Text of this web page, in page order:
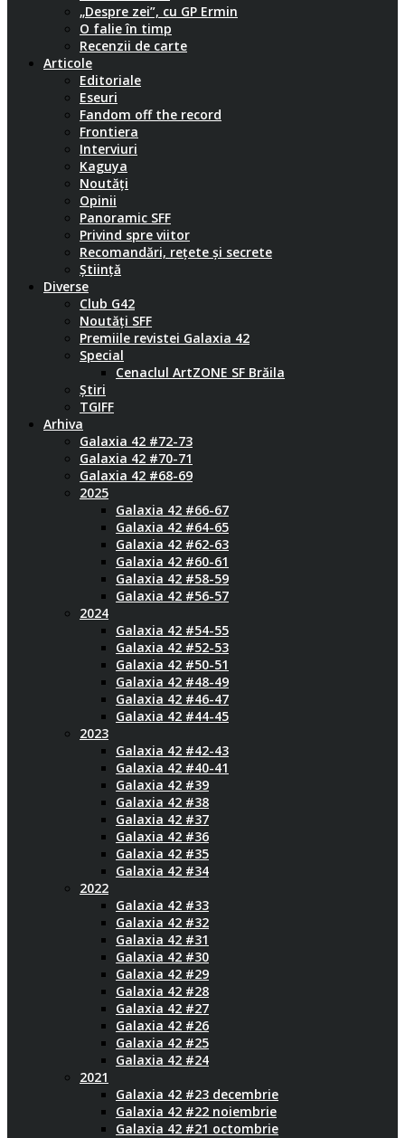
„Despre zei”, cu GP Ermin
O falie în timp
Recenzii de carte
Articole
Editoriale
Eseuri
Fandom off the record
Frontiera
Interviuri
Kaguya
Noutăți
Opinii
Panoramic SFF
Privind spre viitor
Recomandări, rețete și secrete
Știință
Diverse
Club G42
Noutăți SFF
Premiile revistei Galaxia 42
Special
Cenaclul ArtZONE SF Brăila
Știri
TGIFF
Arhiva
Galaxia 42 #72-73
Galaxia 42 #70-71
Galaxia 42 #68-69
2025
Galaxia 42 #66-67
Galaxia 42 #64-65
Galaxia 42 #62-63
Galaxia 42 #60-61
Galaxia 42 #58-59
Galaxia 42 #56-57
2024
Galaxia 42 #54-55
Galaxia 42 #52-53
Galaxia 42 #50-51
Galaxia 42 #48-49
Galaxia 42 #46-47
Galaxia 42 #44-45
2023
Galaxia 42 #42-43
Galaxia 42 #40-41
Galaxia 42 #39
Galaxia 42 #38
Galaxia 42 #37
Galaxia 42 #36
Galaxia 42 #35
Galaxia 42 #34
2022
Galaxia 42 #33
Galaxia 42 #32
Galaxia 42 #31
Galaxia 42 #30
Galaxia 42 #29
Galaxia 42 #28
Galaxia 42 #27
Galaxia 42 #26
Galaxia 42 #25
Galaxia 42 #24
2021
Galaxia 42 #23 decembrie
Galaxia 42 #22 noiembrie
Galaxia 42 #21 octombrie